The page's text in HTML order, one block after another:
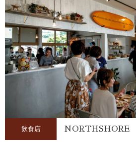
飲食店 NORTHSHORE